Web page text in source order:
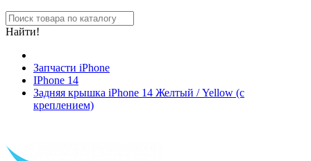
Найти!
Запчасти iPhone
IPhone 14
Задняя крышка iPhone 14 Желтый / Yellow (с
креплением)